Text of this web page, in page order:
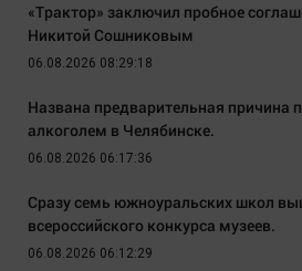
«Трактор» заключил пробное
Никитой Сошниковым
06.08.2026 08:29:18
Названа предварительная причина
алкоголем в Челябинске.
06.08.2026 06:17:36
Сразу семь южноуральских школ
всероссийского конкурса музеев.
06.08.2026 06:12:29